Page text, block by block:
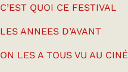
C’EST QUOI CE FESTIVAL
LES ANNEES D’AVANT
ON LES A TOUS VU AU CINÉ